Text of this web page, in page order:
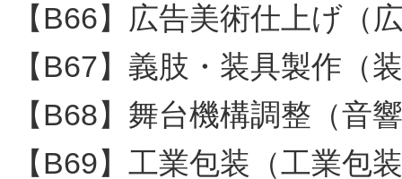
【B66】広告美術仕上げ（
【B67】義肢・装具製作（
【B68】舞台機構調整（音
【B69】工業包装（工業包